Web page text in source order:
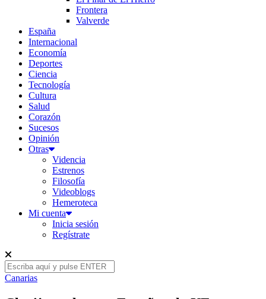
Frontera
Valverde
España
Internacional
Economía
Deportes
Ciencia
Tecnología
Cultura
Salud
Corazón
Sucesos
Opinión
Otras
Videncia
Estrenos
Filosofía
Videoblogs
Hemeroteca
Mi cuenta
Inicia sesión
Regístrate
Canarias